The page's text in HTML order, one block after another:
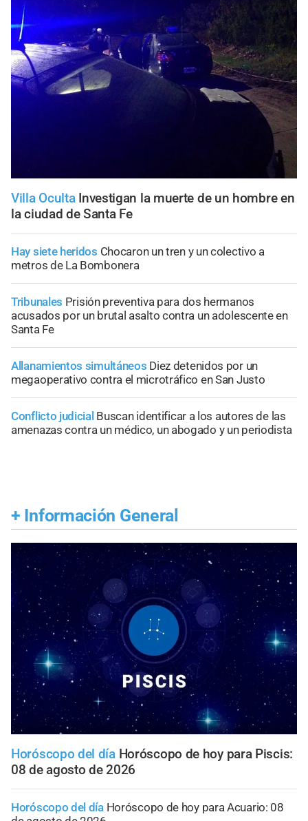
Villa Oculta Investigan la muerte de un hombre en
la ciudad de Santa Fe
Hay siete heridos Chocaron un tren y un colectivo a
metros de La Bombonera
Tribunales Prisión preventiva para dos hermanos
acusados por un brutal asalto contra un adolescente en
Santa Fe
Allanamientos simultáneos Diez detenidos por un
megaoperativo contra el microtráfico en San Justo
Conflicto judicial Buscan identificar a los autores de las
amenazas contra un médico, un abogado y un periodista
+ Información General
Horóscopo del día Horóscopo de hoy para Piscis:
08 de agosto de 2026
Horóscopo del día Horóscopo de hoy para Acuario: 08